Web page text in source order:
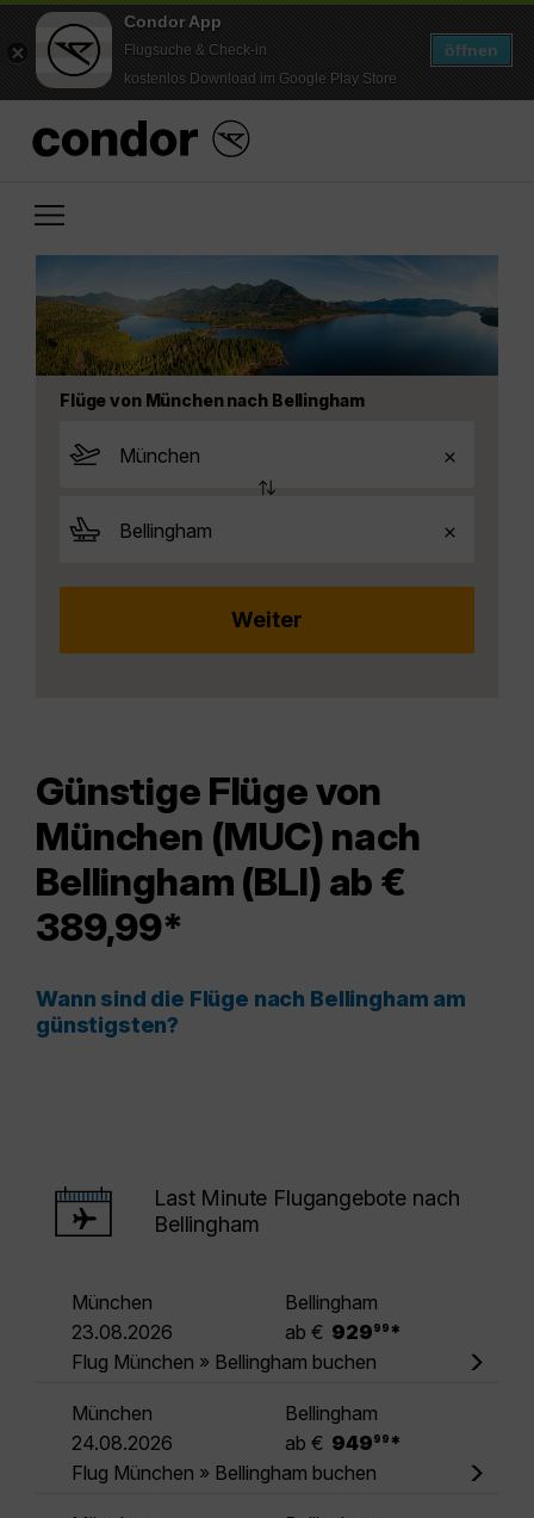
Condor App
Flugsuche & Check-in
kostenlos Download im Google Play Store
öffnen
Flüge von München nach Bellingham
Günstige Flüge von
München (MUC) nach
Bellingham (BLI) ab €
389,99*
Wann sind die Flüge nach Bellingham am
günstigsten?
Last Minute Flugangebote nach
Bellingham
München
Bellingham
23.08.2026
ab € 929 99 *
Flug München » Bellingham buchen
München
Bellingham
24.08.2026
ab € 949 99 *
Flug München » Bellingham buchen